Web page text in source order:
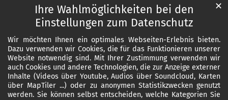
Ihre Wahlmöglichkeiten bei den
Einstellungen zum Datenschutz
Wir möchten Ihnen ein optimales Webseiten-Erlebnis bieten.
Dazu verwenden wir Cookies, die für das Funktionieren unserer
Website notwendig sind. Mit Ihrer Zustimmung verwenden wir
auch Cookies und andere Technologien, die zur Anzeige externer
Inhalte (Videos über Youtube, Audios über Soundcloud, Karten
über MapTiler ...) oder zu anonymen Statistikzwecken genutzt
werden. Sie können selbst entscheiden, welche Kategorien Sie
✕